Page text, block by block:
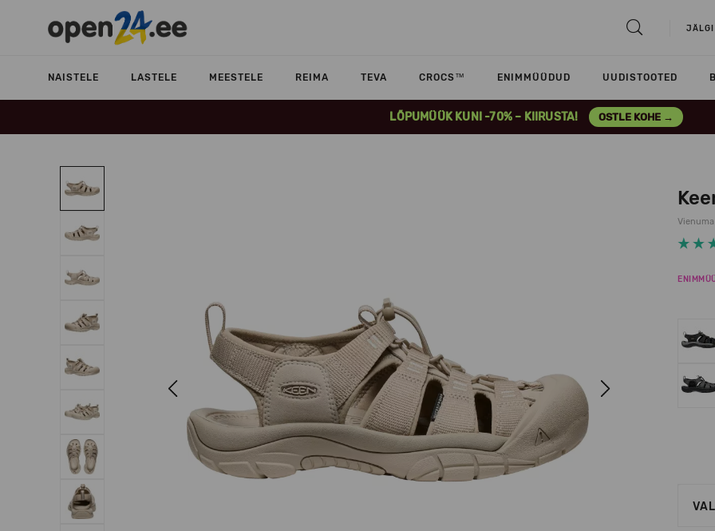
JÄLGI
NAISTELE LASTELE MEESTELE REIMA TEVA CROCS™ ENIMMÜÜDUD UUDISTOOTED
LÕPUMÜÜK KUNI -70% – KIIRUSTA! OSTLE KOHE →
Next